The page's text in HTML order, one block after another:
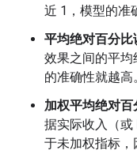
近 1，模型的准
平均绝对百分
效果之间的平
的准确性就越高
加权平均绝对
据实际收入（
于未加权指标